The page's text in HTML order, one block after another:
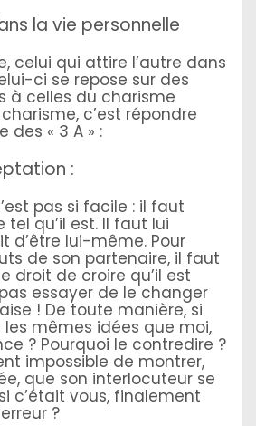
la vie personnelle
celui qui attire l’autre dans
ci se repose sur des
à celles du charisme
charisme, c’est répondre
des « 3 A » :
:
pas si facile : il faut
tel qu’il est. Il faut lui
d’être lui-même. Pour
de son partenaire, il faut
droit de croire qu’il est
essayer de le changer
! De toute manière, si
les mêmes idées que moi,
? Pourquoi le contredire ?
impossible de montrer,
que son interlocuteur se
c’était vous, finalement
?